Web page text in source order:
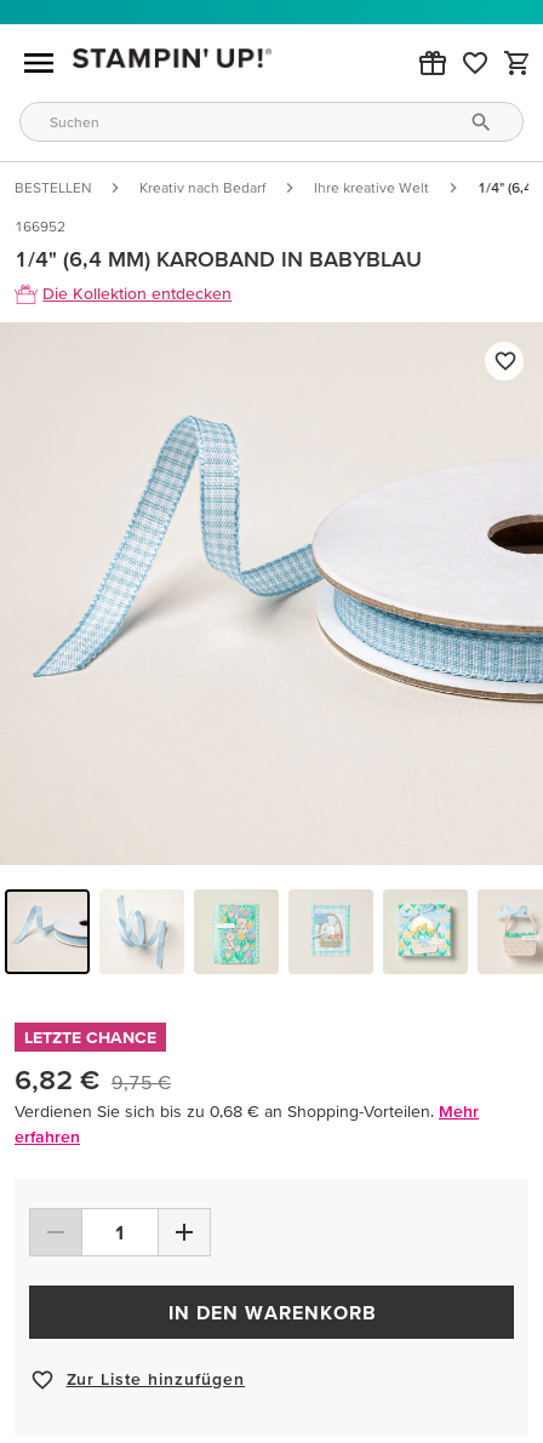
BESTELLEN Kreativ nach Bedarf Ihre kreative Welt 1/4" (6,4
166952
1/4" (6,4 MM) KAROBAND IN BABYBLAU
Die Kollektion entdecken
LETZTE CHANCE
6,82 € 9,75 €
Verdienen Sie sich bis zu 0,68 € an Shopping-Vorteilen. Mehr
erfahren
IN DEN WARENKORB
Zur Liste hinzufügen